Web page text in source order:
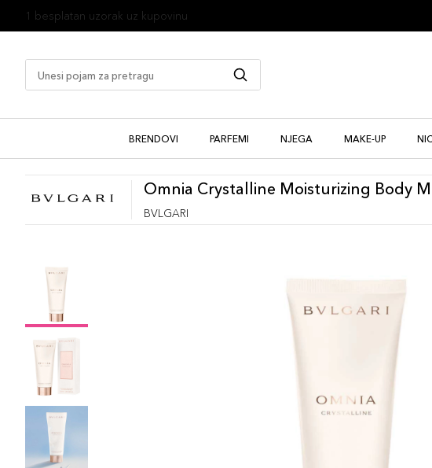
1 besplatan uzorak uz kupovinu
BRENDOVI PARFEMI NJEGA MAKE-UP
Omnia Crystalline Moisturizing Body
BVLGARI